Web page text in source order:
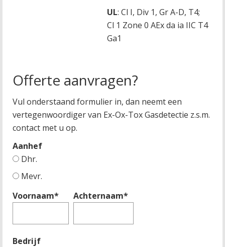
UL: Cl I, Div 1, Gr A-D, T4;
Cl 1 Zone 0 AEx da ia IIC T4
Ga1
Offerte aanvragen?
Vul onderstaand formulier in, dan neemt een
vertegenwoordiger van Ex-Ox-Tox Gasdetectie z.s.m.
contact met u op.
Aanhef
Dhr.
Mevr.
Voornaam*
Achternaam*
Bedrijf